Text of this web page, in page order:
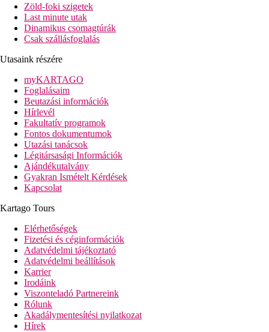
Zöld-foki szigetek
Last minute utak
Dinamikus csomagtúrák
Csak szállásfoglalás
Utasaink részére
myKARTAGO
Foglalásaim
Beutazási információk
Hírlevél
Fakultatív programok
Fontos dokumentumok
Utazási tanácsok
Légitársasági Információk
Ajándékutalvány
Gyakran Ismételt Kérdések
Kapcsolat
Kartago Tours
Elérhetőségek
Fizetési és céginformációk
Adatvédelmi tájékoztató
Adatvédelmi beállítások
Karrier
Irodáink
Viszonteladó Partnereink
Rólunk
Akadálymentesítési nyilatkozat
Hírek